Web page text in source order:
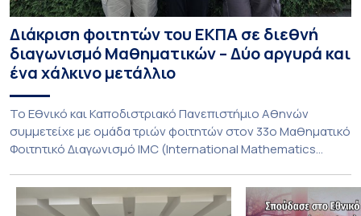
Διάκριση φοιτητών του ΕΚΠΑ σε διεθνή
διαγωνισμό Μαθηματικών – Δύο αργυρά και
ένα χάλκινο μετάλλιο
To Εθνικό και Καποδιστριακό Πανεπιστήμιο Αθηνών
συμμετείχε με ομάδα τριών φοιτητών στον 33ο Μαθηματικό
Φοιτητικό Διαγωνισμό IMC (International Mathematics
Ιουλίου στο Blagoevgrad της Βουλγαρίας. Σε αυτόν
συμμετείχαν 447 φοιτητές εκπροσωπώντας 135